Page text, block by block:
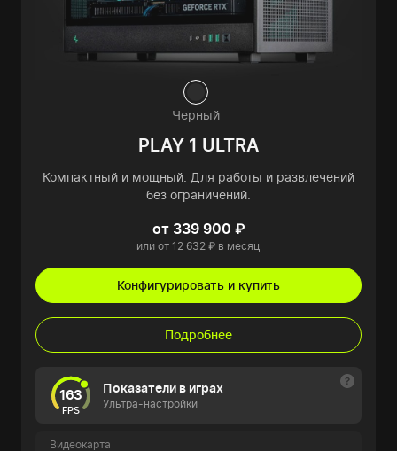
Черный
PLAY 1 ULTRA
Компактный и мощный. Для работы и развлечений
без ограничений.
от 339 900 ₽
или от 12 632 ₽ в месяц
Конфигурировать и купить
Подробнее
163
FPS
Показатели в играх
Ультра-настройки
Видеокарта